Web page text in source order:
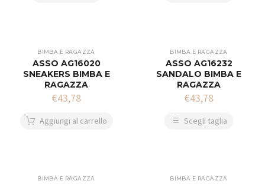
BIMBA E RAGAZZA
ASSO AG16020
SNEAKERS BIMBA E
RAGAZZA
€43,78
Aggiungi al carrello
BIMBA E RAGAZZA
ASSO AG16232
SANDALO BIMBA E
RAGAZZA
€43,78
Scegli taglia
BIMBA E RAGAZZA BIMBA E RAGAZZA